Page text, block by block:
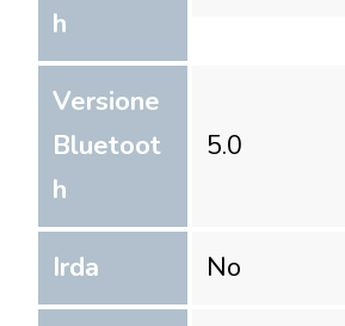
h
Versione
Bluetoot
h
5.0
Irda No